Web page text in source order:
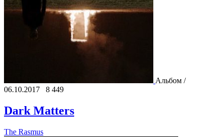
Альбом /
06.10.2017
8 449
Dark Matters
The Rasmus